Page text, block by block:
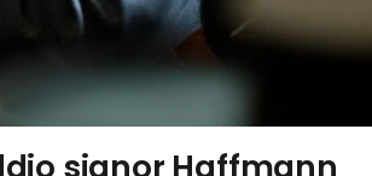
signor Haffmann